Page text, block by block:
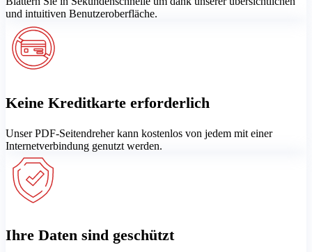
und intuitiven Benutzeroberfläche.
Keine Kreditkarte erforderlich
Unser PDF-Seitendreher kann kostenlos von jedem mit einer
Internetverbindung genutzt werden.
Ihre Daten sind geschützt